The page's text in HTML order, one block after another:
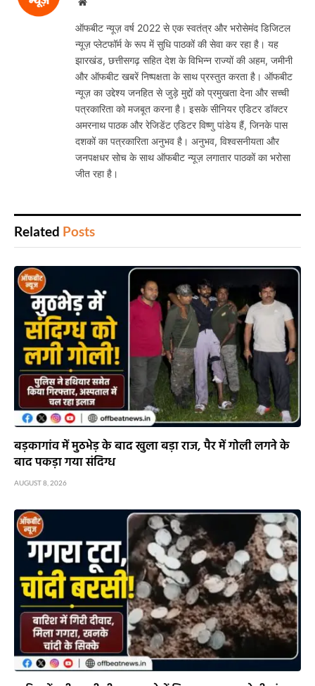
ऑफबीट न्यूज़ वर्ष 2022 से एक स्वतंत्र और भरोसेमंद डिजिटल
न्यूज़ प्लेटफॉर्म के रूप में सुधि पाठकों की सेवा कर रहा है। यह
झारखंड, छत्तीसगढ़ सहित देश के विभिन्न राज्यों की अहम, जमीनी
और ऑफबीट खबरें निष्पक्षता के साथ प्रस्तुत करता है। ऑफबीट
न्यूज़ का उद्देश्य जनहित से जुड़े मुद्दों को प्रमुखता देना और सच्ची
पत्रकारिता को मजबूत करना है। इसके सीनियर एडिटर डॉक्टर
अमरनाथ पाठक और रेजिडेंट एडिटर विष्णु पांडेय हैं, जिनके पास
दशकों का पत्रकारिता अनुभव है। अनुभव, विश्वसनीयता और
जनपक्षधर सोच के साथ ऑफबीट न्यूज़ लगातार पाठकों का भरोसा
जीत रहा है।
Related Posts
बड़कागांव में मुठभेड़ के बाद खुला बड़ा राज, पैर में गोली लगने के
बाद पकड़ा गया संदिग्ध
AUGUST 8, 2026